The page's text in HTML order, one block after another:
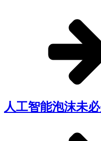
人工智能泡沫未